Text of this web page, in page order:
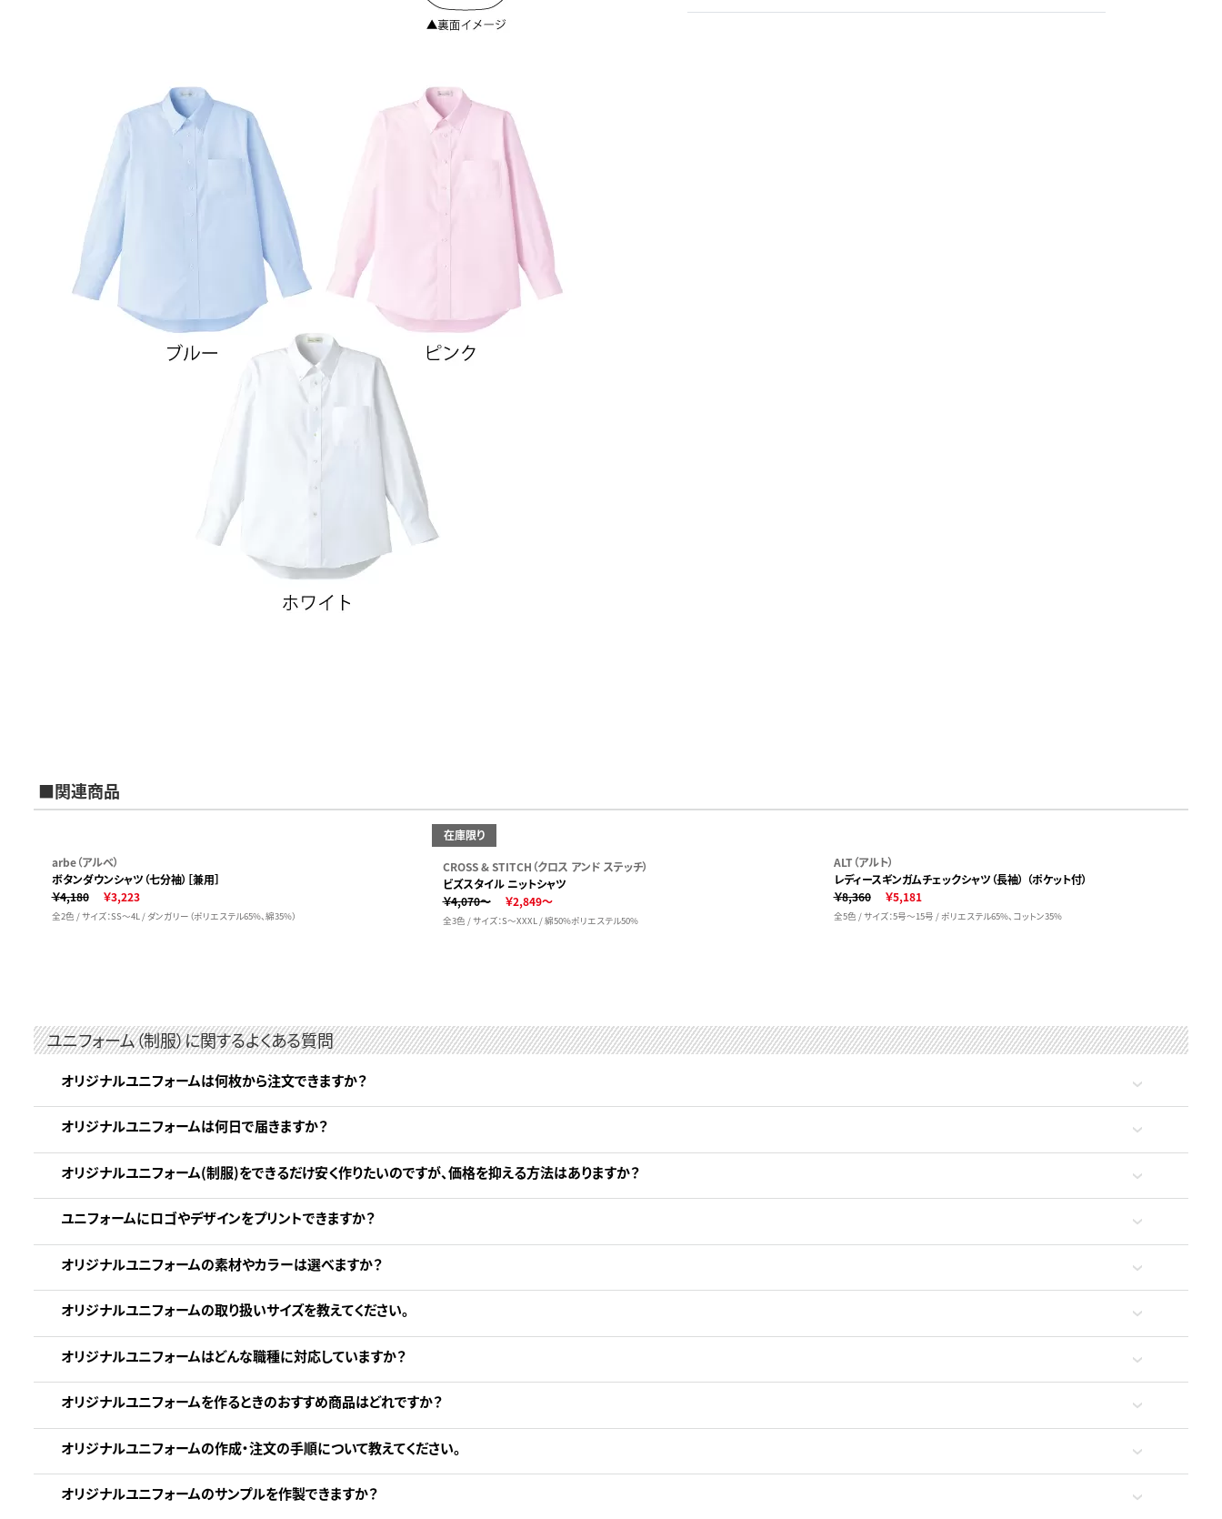
■関連商品
arbe（アルベ）
ボタンダウンシャツ（七分袖）［兼用］
￥4,180
￥3,223
全2色 / サイズ：SS～4L / ダンガリー（ポリエステル65%、綿35%）
在庫限り
CROSS & STITCH（クロス アンド ステッチ）
ビズスタイル ニットシャツ
￥4,070～
￥2,849～
全3色 / サイズ：S～XXXL / 綿50%ポリエステル50%
ALT（アルト）
レディースギンガムチェックシャツ（長袖） （ポケット付）
￥8,360
￥5,181
全5色 / サイズ：5号～15号 / ポリエステル65%、コットン35%
ユニフォーム（制服）に関するよくある質問
オリジナルユニフォームは何枚から注文できますか？
オリジナルユニフォームは何日で届きますか？
オリジナルユニフォーム(制服)をできるだけ安く作りたいのですが、価格を抑える方法はありますか？
ユニフォームにロゴやデザインをプリントできますか？
オリジナルユニフォームの素材やカラーは選べますか？
オリジナルユニフォームの取り扱いサイズを教えてください。
オリジナルユニフォームはどんな職種に対応していますか？
オリジナルユニフォームを作るときのおすすめ商品はどれですか？
オリジナルユニフォームの作成・注文の手順について教えてください。
オリジナルユニフォームのサンプルを作製できますか？